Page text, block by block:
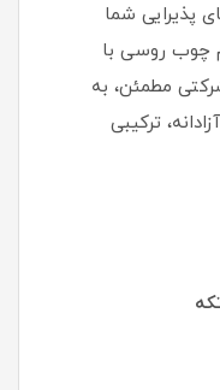
پذیرایی شما
چوب روسی با
مطمئن، به
ترکیبی